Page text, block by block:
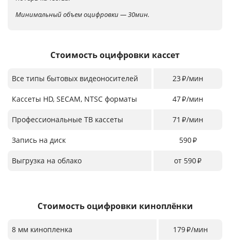
Минимальный объем оцифровки — 30мин.
Стоимость оцифровки кассет
Все типы бытовых видеоносителей 23₽/мин
Кассеты HD, SECAM, NTSC форматы 47₽/мин
Профессиональные ТВ кассеты 71 ₽/мин
Запись на диск 590₽
Выгрузка на облако от 590₽
Стоимость оцифровки киноплёнки
8 мм кинопленка 179₽/мин